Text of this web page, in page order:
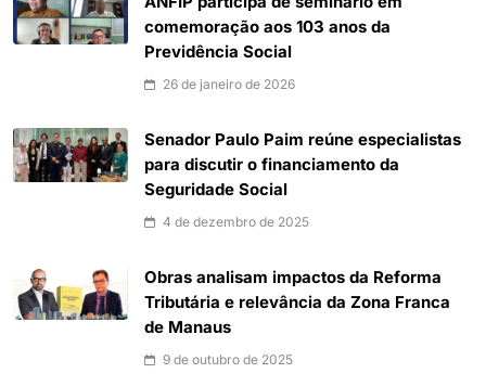
comemoração aos 103 anos da
Previdência Social
26 de janeiro de 2026
Senador Paulo Paim reúne especialistas
para discutir o financiamento da
Seguridade Social
4 de dezembro de 2025
Obras analisam impactos da Reforma
Tributária e relevância da Zona Franca
de Manaus
9 de outubro de 2025